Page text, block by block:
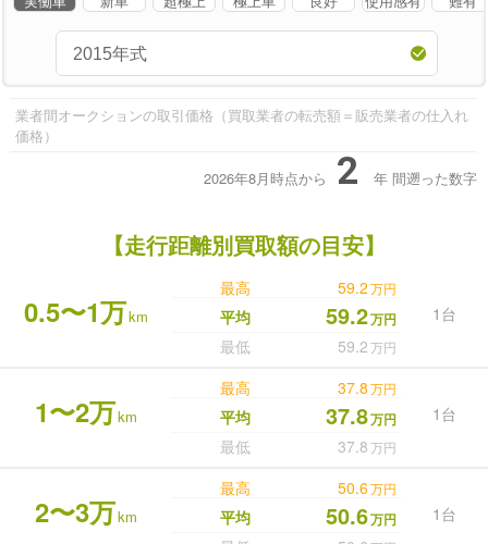
業者間オークションの取引価格（買取業者の転売額＝販売業者の仕入れ
価格）
2026年8月時点から 2 年 間遡った数字
【走行距離別買取額の目安】
0.5〜1万km
最高 59.2万円
1台
平均 59.2万円
最低 59.2万円
1〜2万km
最高 37.8万円
1台
平均 37.8万円
最低 37.8万円
2〜3万km
最高 50.6万円
1台
平均 50.6万円